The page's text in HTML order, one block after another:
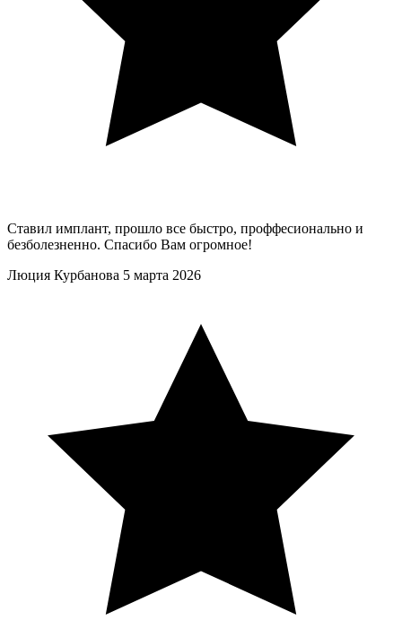
Ставил имплант, прошло все быстро, проффесионально и
безболезненно. Спасибо Вам огромное!
Люция Курбанова 5 марта 2026